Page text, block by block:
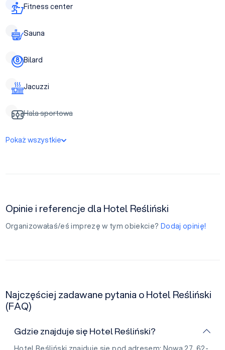
Fitness center
Sauna
Bilard
Jacuzzi
Hala sportowa
Pokaż wszystkie
Opinie i referencje dla Hotel Reśliński
Organizowałaś/eś imprezę w tym obiekcie? Dodaj opinię!
Najczęściej zadawane pytania o Hotel Reśliński
(FAQ)
Gdzie znajduje się Hotel Reśliński?